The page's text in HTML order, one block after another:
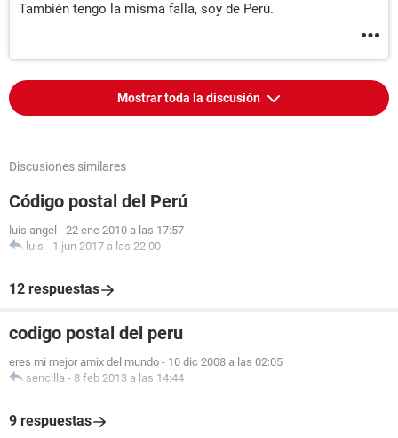
También tengo la misma falla, soy de Perú.
Mostrar toda la discusión
Discusiones similares
Código postal del Perú
luis angel - 22 ene 2010 a las 17:57
luis - 1 jun 2017 a las 22:00
12 respuestas
codigo postal del peru
eres mi mejor amix del mundo - 10 dic 2008 a las 02:05
sencilla - 8 feb 2013 a las 14:44
9 respuestas